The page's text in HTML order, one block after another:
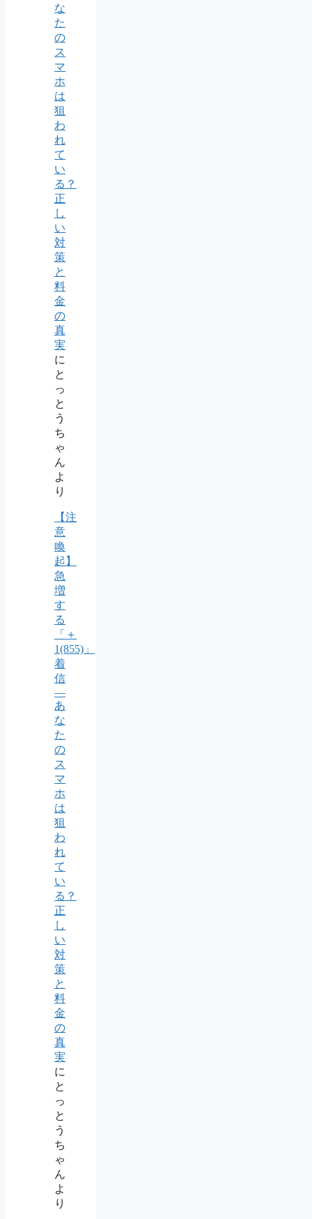
な
た
の
ス
マ
ホ
は
狙
わ
れ
て
い
る？
正
し
い
対
策
と
料
金
の
真
実
に
と
っ
と
う
ち
ゃ
ん
よ
り
【注
意
喚
起】
急
増
す
る
「＋
1(855)」
着
信
―
あ
な
た
の
ス
マ
ホ
は
狙
わ
れ
て
い
る？
正
し
い
対
策
と
料
金
の
真
実
に
と
っ
と
う
ち
ゃ
ん
よ
り